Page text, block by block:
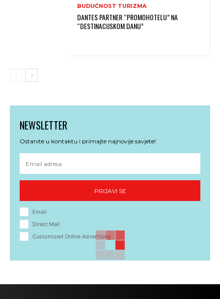
BUDUĆNOST TURIZMA
DANTES PARTNER “PROMOHOTELU” NA
“DESTINACIJSKOM DANU”
NEWSLETTER
Ostanite u kontaktu i primajte najnovije savjete!
PRIJAVI SE
Email
Direct Mail
Customized Online Advertising